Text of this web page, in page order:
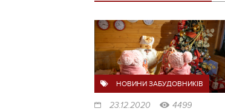
НОВИНИ ЗАБУДОВНИКІВ
23.12.2020 4499